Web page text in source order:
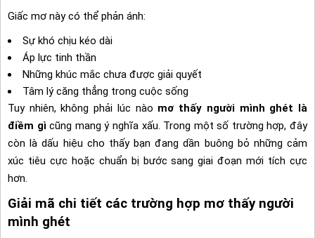
Giấc mơ này có thể phản ánh:
Sự khó chịu kéo dài
Áp lực tinh thần
Những khúc mắc chưa được giải quyết
Tâm lý căng thẳng trong cuộc sống
Tuy nhiên, không phải lúc nào mơ thấy người mình ghét là
điềm gìcũng mang ý nghĩa xấu. Trong một số trường hợp, đây
còn là dấu hiệu cho thấy bạn đang dần buông bỏ những cảm
xúc tiêu cực hoặc chuẩn bị bước sang giai đoạn mới tích cực
hơn.
Giải mã chi tiết các trường hợp mơ thấy người
mình ghét